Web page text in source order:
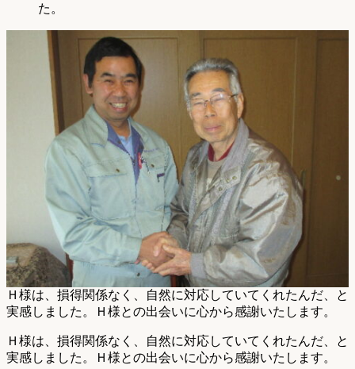
た。
Ｈ様は、損得関係なく、自然に対応していてくれたんだ、と
実感しました。Ｈ様との出会いに心から感謝いたします。
Ｈ様は、損得関係なく、自然に対応していてくれたんだ、と
実感しました。Ｈ様との出会いに心から感謝いたします。